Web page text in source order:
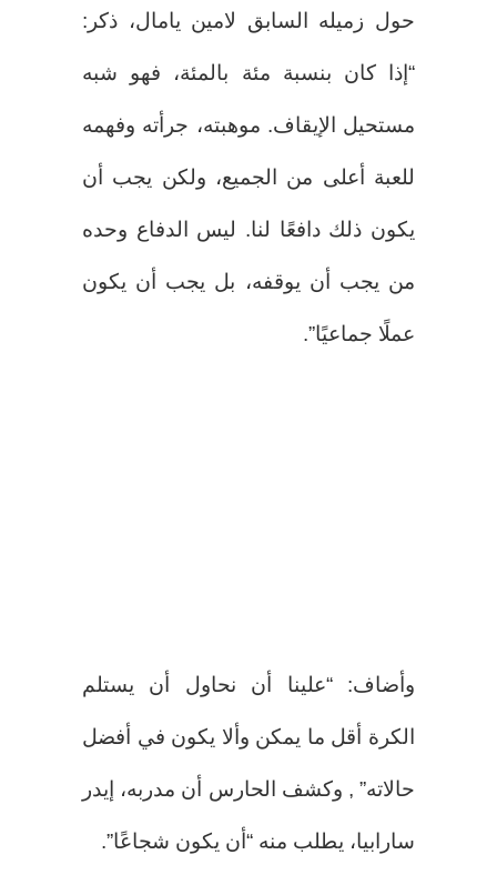
حول زميله السابق لامين يامال، ذكر:
“إذا كان بنسبة مئة بالمئة، فهو شبه
مستحيل الإيقاف. موهبته، جرأته وفهمه
للعبة أعلى من الجميع، ولكن يجب أن
يكون ذلك دافعًا لنا. ليس الدفاع وحده
من يجب أن يوقفه، بل يجب أن يكون
عملًا جماعيًا”.
وأضاف: “علينا أن نحاول أن يستلم
الكرة أقل ما يمكن وألا يكون في أفضل
حالاته” , وكشف الحارس أن مدربه، إيدر
سارابيا، يطلب منه “أن يكون شجاعًا”.